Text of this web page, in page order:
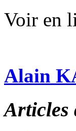
Voir en
Alain
Articles